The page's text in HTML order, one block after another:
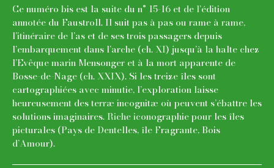
Ce numéro bis est la suite du n° 15-16 et de l’édition
annotée du Faustroll. Il suit pas à pas ou rame à rame,
l’itinéraire de l’as et de ses trois passagers depuis
l’embarquement dans l’arche (ch. XI) jusqu’à la halte chez
l’Evêque marin Mensonger et à la mort apparente de
Bosse-de-Nage (ch. XXIX). Si les treize îles sont
cartographiées avec minutie, l’exploration laisse
heureusement des terræ incognitæ où peuvent s’ébattre les
solutions imaginaires. Riche iconographie pour les îles
picturales (Pays de Dentelles, île Fragrante, Bois
d’Amour).